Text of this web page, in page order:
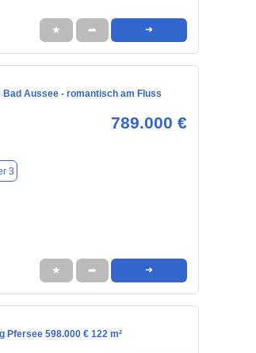
★ ➦ ➜
Aussee - romantisch am Fluss
789.000 €
3
★ ➦ ➜
Pfersee 598.000 € 122 m²